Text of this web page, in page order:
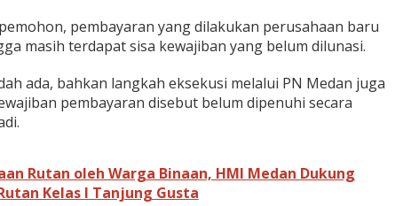
pembayaran yang dilakukan perusahaan baru
masih terdapat sisa kewajiban yang belum dilunasi.
ada, bahkan langkah eksekusi melalui PN Medan juga
pembayaran disebut belum dipenuhi secara
Rutan oleh Warga Binaan, HMI Medan Dukung
Kelas I Tanjung Gusta